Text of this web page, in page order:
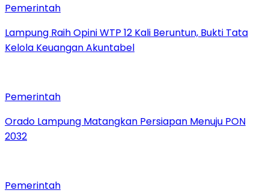
Pemerintah
Lampung Raih Opini WTP 12 Kali Beruntun, Bukti Tata
Kelola Keuangan Akuntabel
Pemerintah
Orado Lampung Matangkan Persiapan Menuju PON
2032
Pemerintah